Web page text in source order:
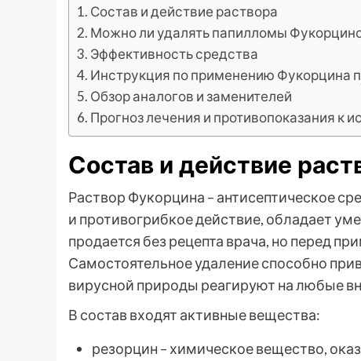
Состав и действие раствора
Можно ли удалять папилломы
Эффективность средства
Инструкция по применению Фукорцина
Обзор аналогов и заменителей
Прогноз лечения и противопоказания к
Состав и действие
Раствор Фукорцина – антисептическое
и противогрибкое действие, обладает
продается без рецепта врача, но перед
Самостоятельное удаление способно
вирусной природы реагируют на любые
В состав входят активные вещества:
резорцин – химическое вещество,